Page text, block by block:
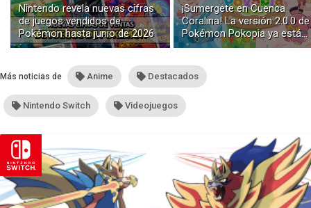
Nintendo revela nuevas cifras
de juegos vendidos de
Pokémon hasta junio de 2026
¡Sumergete en Cuenca
Coralina! La versión 2.0.0 de
Pokémon Pokopia ya está
disponible con buceo y
Más noticias de Anime Destacados
Nintendo Switch Videojuegos